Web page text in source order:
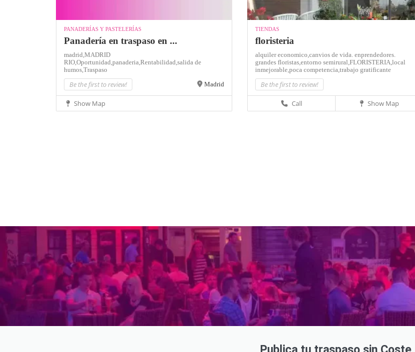
PANADERÍAS Y PASTELERÍAS
Panadería en traspaso en ...
madrid, MADRID
RIO, Oportunidad, panaderia, Rentabilidad, salida de
humos, Traspaso
Be the first to review! Madrid
Show Map
TIENDAS
floristeria
alquiler economico,canvios de vida. enprendedores.
grandes floristas,entorno semirural,FLORISTERIA,local
inmejorable,poca competencia,trabajo gratificante
Be the first to review!
Call Show Map